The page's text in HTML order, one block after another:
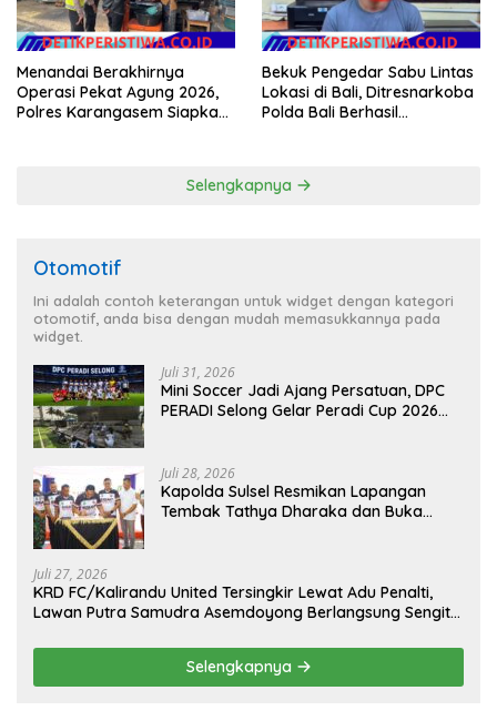
Menandai Berakhirnya
Operasi Pekat Agung 2026,
Polres Karangasem Siapkan
Bekuk Pengedar Sabu Lintas
Lokasi di Bali, Ditresnarkoba
Polda Bali Berhasil
Selengkapnya
Otomotif
Ini adalah contoh keterangan untuk widget dengan kategori
otomotif, anda bisa dengan mudah memasukkannya pada
widget.
Juli 31, 2026
Mini Soccer Jadi Ajang Persatuan, DPC
PERADI Selong Gelar Peradi Cup 2026
Juli 28, 2026
Kapolda Sulsel Resmikan Lapangan
Tembak Tathya Dharaka dan Buka
Juli 27, 2026
KRD FC/Kalirandu United Tersingkir Lewat Adu Penalti,
Lawan Putra Samudra Asemdoyong Berlangsung Sengit
Selengkapnya